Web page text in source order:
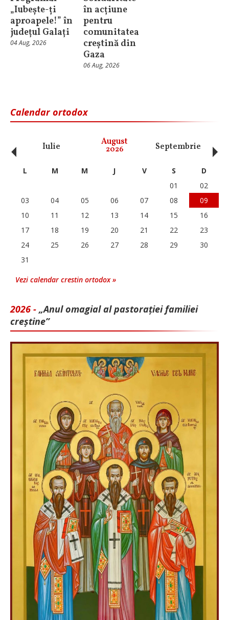
„Iubește-ți
aproapele!” în
județul Galați
04 Aug, 2026
în acțiune
pentru
comunitatea
creștină din
Gaza
06 Aug, 2026
Calendar ortodox
Iulie August
2026 Septembrie
‹ L M M J V S
D
01
02
03
04 05 06 07 08
09
10
11 12 13 14 15
16
17
18 19 20 21 22
23
24
25 26 27 28 29
30
31
Vezi calendar crestin ortodox »
2026 - „Anul omagial al pastorației familiei
creștine”